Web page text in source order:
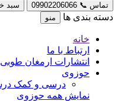
تماس 📞
09902206066 سبد
دسته بندی ها منو
خانه
ارتباط با ما
انتشارات ارمغان طوبی
حوزوی
درسی و کمک
نمایش همه حوزوی